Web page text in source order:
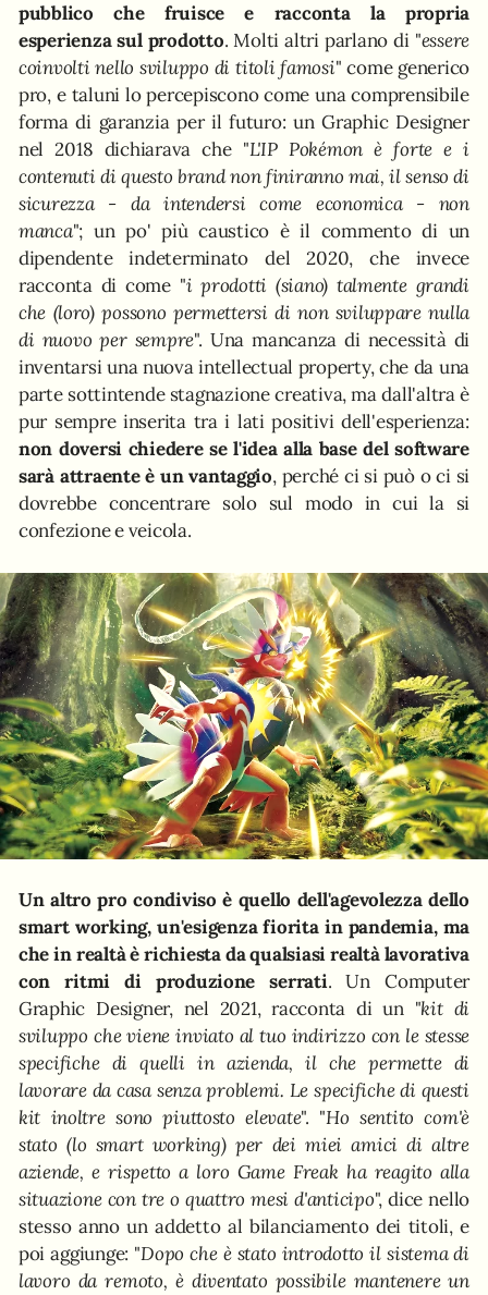
pubblico che fruisce e racconta la propria
esperienza sul prodotto. Molti altri parlano di "essere
coinvolti nello sviluppo di titoli famosi" come generico
pro, e taluni lo percepiscono come una comprensibile
forma di garanzia per il futuro: un Graphic Designer
nel 2018 dichiarava che "L'IP Pokémon è forte e i
contenuti di questo brand non finiranno mai, il senso di
sicurezza - da intendersi come economica - non
manca"; un po' più caustico è il commento di un
dipendente indeterminato del 2020, che invece
racconta di come "i prodotti (siano) talmente grandi
che (loro) possono permettersi di non sviluppare nulla
di nuovo per sempre". Una mancanza di necessità di
inventarsi una nuova intellectual property, che da una
parte sottintende stagnazione creativa, ma dall'altra è
pur sempre inserita tra i lati positivi dell'esperienza:
non doversi chiedere se l'idea alla base del software
sarà attraente è un vantaggio, perché ci si può o ci si
dovrebbe concentrare solo sul modo in cui la si
confezione e veicola.
Un altro pro condiviso è quello dell'agevolezza dello
smart working, un'esigenza fiorita in pandemia, ma
che in realtà è richiesta da qualsiasi realtà lavorativa
con ritmi di produzione serrati. Un Computer
Graphic Designer, nel 2021, racconta di un "kit di
sviluppo che viene inviato al tuo indirizzo con le stesse
specifiche di quelli in azienda, il che permette di
lavorare da casa senza problemi. Le specifiche di questi
kit inoltre sono piuttosto elevate". "Ho sentito com'è
stato (lo smart working) per dei miei amici di altre
aziende, e rispetto a loro Game Freak ha reagito alla
situazione con tre o quattro mesi d'anticipo", dice nello
stesso anno un addetto al bilanciamento dei titoli, e
poi aggiunge: "Dopo che è stato introdotto il sistema di
lavoro da remoto, è diventato possibile mantenere un